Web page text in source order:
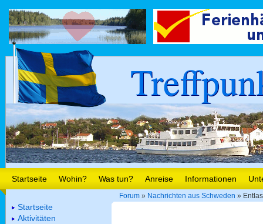
Startseite Wohin? Was tun? Anreise Informationen
Forum » Nachrichten aus Schweden »
Startseite
Aktivitäten